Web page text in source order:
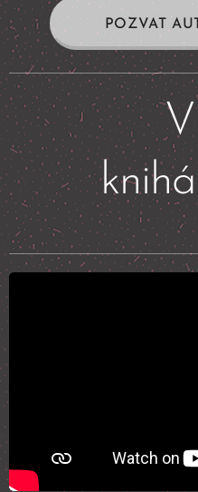
☕ POZVAT
📽️